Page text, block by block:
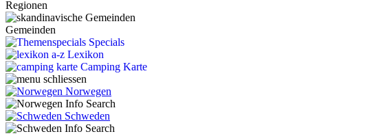
Regionen
Gemeinden
Specials
Lexikon
Camping Karte
Norwegen
Schweden